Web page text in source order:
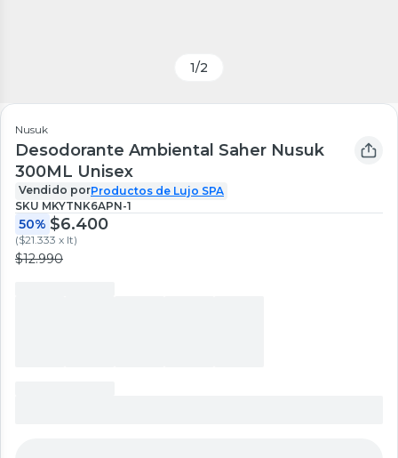
1/2
Nusuk
Desodorante Ambiental Saher Nusuk
300ML Unisex
Vendido porProductos de Lujo SPA
SKU MKYTNK6APN-1
50% $6.400
($21.333 x lt)
$12.990